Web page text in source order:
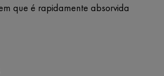
que é rapidamente absorvida